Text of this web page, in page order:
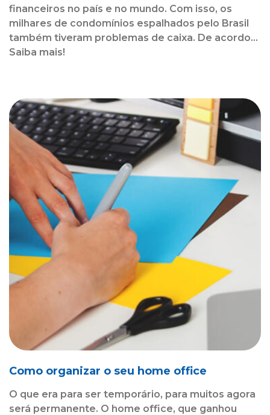
financeiros no país e no mundo. Com isso, os
milhares de condomínios espalhados pelo Brasil
também tiveram problemas de caixa. De acordo...
Saiba mais!
Como organizar o seu home office
O que era para ser temporário, para muitos agora
será permanente. O home office, que ganhou